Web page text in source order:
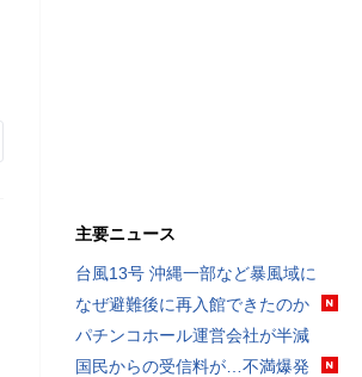
主要ニュース
台風13号 沖縄一部など暴風域に
なぜ避難後に再入館できたのか
パチンコホール運営会社が半減
国民からの受信料が…不満爆発